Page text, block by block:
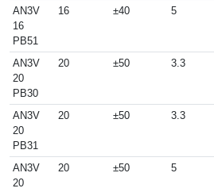
AN3V
16
PB51
16 ±40 5
AN3V
20
PB30
20 ±50 3.3
AN3V
20
PB31
20 ±50 3.3
AN3V
20
20 ±50 5